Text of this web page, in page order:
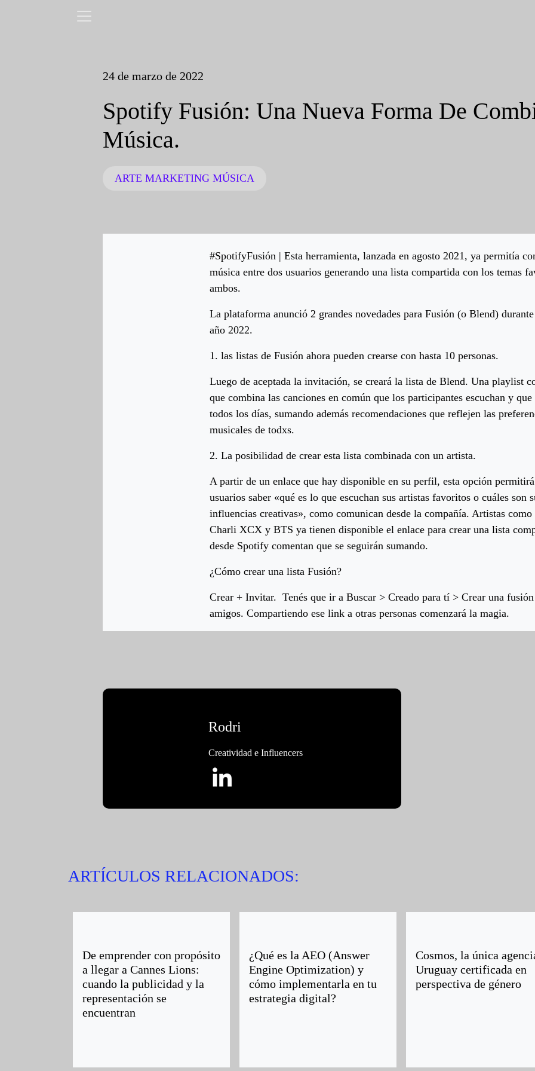
24 de marzo de 2022
Spotify Fusión: Una Nueva Forma De
Música.
ARTE MARKETING MÚSICA
#SpotifyFusión | Esta herramienta, lanzada en agosto 2021, ya permitía
música entre dos usuarios generando una lista compartida con los temas
ambos.
La plataforma anunció 2 grandes novedades para Fusión (o Blend)
año 2022.
1. las listas de Fusión ahora pueden crearse con hasta 10 personas.
Luego de aceptada la invitación, se creará la lista de Blend. Una playlist
que combina las canciones en común que los participantes escuchan y que
todos los días, sumando además recomendaciones que reflejen las
musicales de todxs.
2. La posibilidad de crear esta lista combinada con un artista.
A partir de un enlace que hay disponible en su perfil, esta opción
usuarios saber «qué es lo que escuchan sus artistas favoritos o cuáles son
influencias creativas», como comunican desde la compañía. Artistas
Charli XCX y BTS ya tienen disponible el enlace para crear una lista
desde Spotify comentan que se seguirán sumando.
¿Cómo crear una lista Fusión?
Crear + Invitar. Tenés que ir a Buscar > Creado para tí > Crear una
amigos. Compartiendo ese link a otras personas comenzará la magia.
Rodri
Creatividad e Influencers
ARTÍCULOS RELACIONADOS:
De emprender con propósito
a llegar a Cannes Lions:
cuando la publicidad y la
representación se
encuentran
¿Qué es la AEO (Answer
Engine Optimization) y
cómo implementarla en tu
estrategia digital?
Cosmos, la única
Uruguay certificada en
perspectiva de género